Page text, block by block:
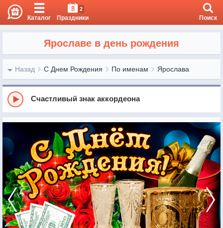
Каталог
8 2
Праздники Поиск
Ярославе в день рождения
Назад С Днем Рождения По именам Ярослава
Счастливый знак аккордеона